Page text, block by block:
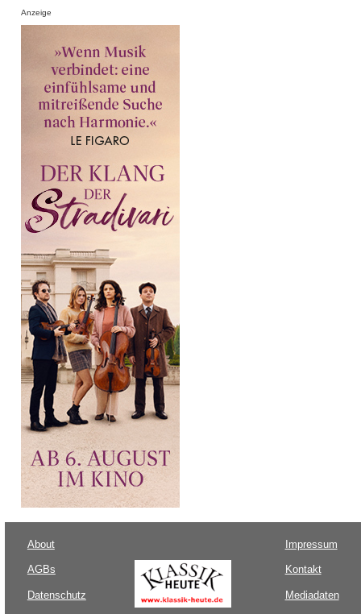
Anzeige
About
AGBs
Datenschutz
Impressum
Kontakt
Mediadaten